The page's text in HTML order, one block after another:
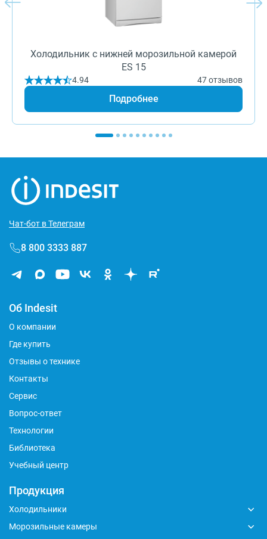
Холодильник с нижней морозильной камерой
ES 15
4.94 47 отзывов
Подробнее
Чат-бот в Телеграм
8 800 3333 887
Об Indesit
О компании
Где купить
Отзывы о технике
Контакты
Сервис
Вопрос-ответ
Технологии
Библиотека
Учебный центр
Продукция
Холодильники
Морозильные камеры